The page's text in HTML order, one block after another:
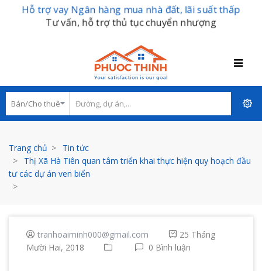
Hỗ trợ vay Ngân hàng mua nhà đất, lãi suất thấp
Tư vấn, hỗ trợ thủ tục chuyển nhượng
Trang chủ
Tin tức
Thị Xã Hà Tiên quan tâm triển khai thực hiện quy hoạch đầu
tư các dự án ven biển
tranhoaiminh000@gmail.com
25 Tháng
Mười Hai, 2018
0 Bình luận